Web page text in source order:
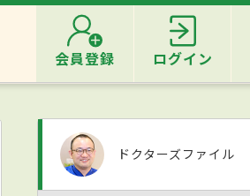
会員登録 ログイン
ドクターズファイル